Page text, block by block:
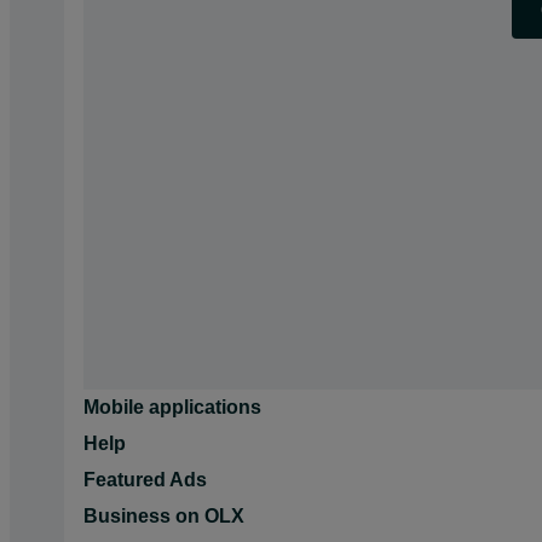
Mobile applications
Help
Featured Ads
Business on OLX